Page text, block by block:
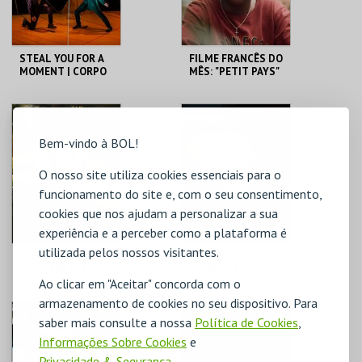
Bem-vindo à BOL!
O nosso site utiliza cookies essenciais para o
funcionamento do site e, com o seu consentimento,
cookies que nos ajudam a personalizar a sua
experiência e a perceber como a plataforma é
utilizada pelos nossos visitantes.
Ao clicar em "Aceitar" concorda com o
armazenamento de cookies no seu dispositivo. Para
saber mais consulte a nossa Política de Cookies,
Informações Sobre Cookies e
STEAL YOU FOR A
MOMENT | CORPO
CINETEATRO
COMPRAR
FILME FRANCÊS DO
MÊS: "PETIT PAYS"
SOLAR DA MÚSICA
COMPRAR
THE SWIMMING
TEATRO DO
CINETEATRO
LOULETANO
PEDRO MOUTINHO
MOUTINHO: OS
CONVIDADOS
CINETEATRO
LOULETANO